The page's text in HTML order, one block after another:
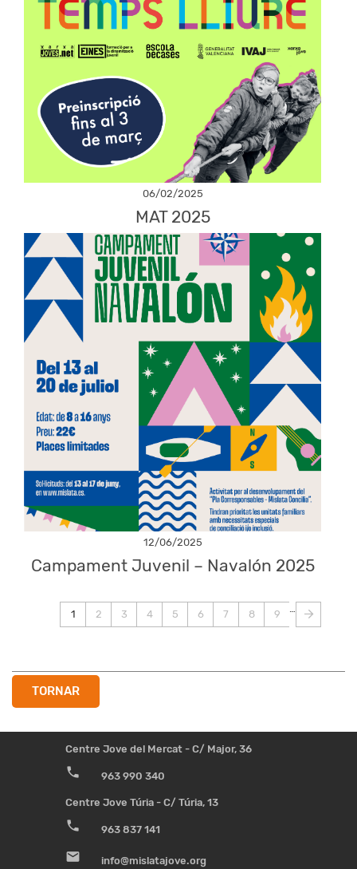
06/02/2025
MAT 2025
12/06/2025
Campament Juvenil – Navalón 2025
Paginació
Pàgina
1
Page
2
Page
3
Page
4
Page
5
Page
6
Page
7
Page
8
Page
9
TORNAR
Centre Jove del Mercat - C/ Major, 36
phone 963 990 340
Centre Jove Túria - C/ Túria, 13
phone 963 837 141
email info@mislatajove.org